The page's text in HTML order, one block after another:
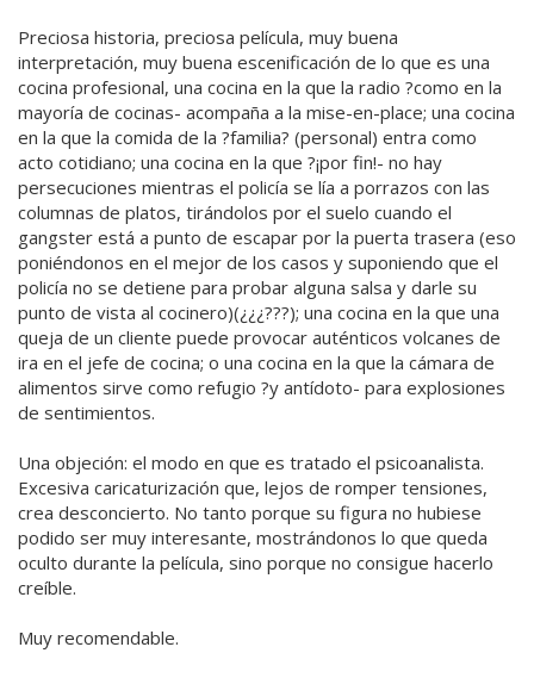
Preciosa historia, preciosa película, muy buena
interpretación, muy buena escenificación de lo que es una
cocina profesional, una cocina en la que la radio ?como en la
mayoría de cocinas- acompaña a la mise-en-place; una cocina
en la que la comida de la ?familia? (personal) entra como
acto cotidiano; una cocina en la que ?¡por fin!- no hay
persecuciones mientras el policía se lía a porrazos con las
columnas de platos, tirándolos por el suelo cuando el
gangster está a punto de escapar por la puerta trasera (eso
poniéndonos en el mejor de los casos y suponiendo que el
policía no se detiene para probar alguna salsa y darle su
punto de vista al cocinero)(¿¿¿???); una cocina en la que una
queja de un cliente puede provocar auténticos volcanes de
ira en el jefe de cocina; o una cocina en la que la cámara de
alimentos sirve como refugio ?y antídoto- para explosiones
de sentimientos.
Una objeción: el modo en que es tratado el psicoanalista.
Excesiva caricaturización que, lejos de romper tensiones,
crea desconcierto. No tanto porque su figura no hubiese
podido ser muy interesante, mostrándonos lo que queda
oculto durante la película, sino porque no consigue hacerlo
creíble.
Muy recomendable.